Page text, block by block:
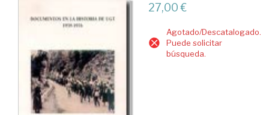
27,00 €
Agotado/Descatalogado.
Puede solicitar
búsqueda.